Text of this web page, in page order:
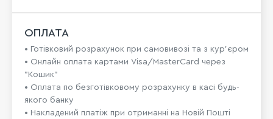
ОПЛАТА
• Готівковий розрахунок при самовивозі та з кур’єром
• Онлайн оплата картами Visa/MasterCard через
"Кошик"
• Оплата по безготівковому розрахунку в касі будь-
якого банку
• Накладений платіж при отриманні на Новій Пошті